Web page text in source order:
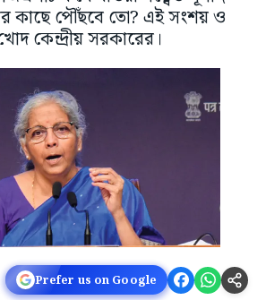
পৌঁছবে তো? এই সংশয় ও
কেন্দ্রীয় সরকারের।
Prefer us on Google